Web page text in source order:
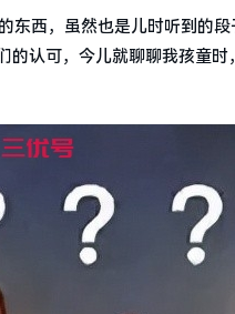
西，虽然也是儿时听到的
认可，今儿就聊聊我孩童时